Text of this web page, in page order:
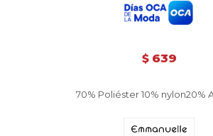
$ 639
70% Poliéster 10% nylon20%